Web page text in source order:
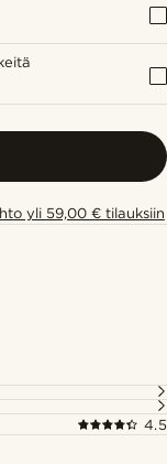
yli 59,00 € tilauksiin
4.5